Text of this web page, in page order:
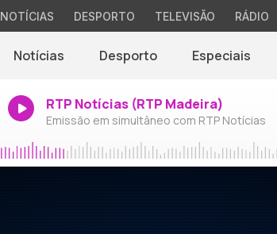
NOTÍCIAS DESPORTO TELEVISÃO RÁDIO
Notícias Desporto Especiais
RTP Notícias (RTP Madeira)
Emissão em simultâneo com RTP Notícias